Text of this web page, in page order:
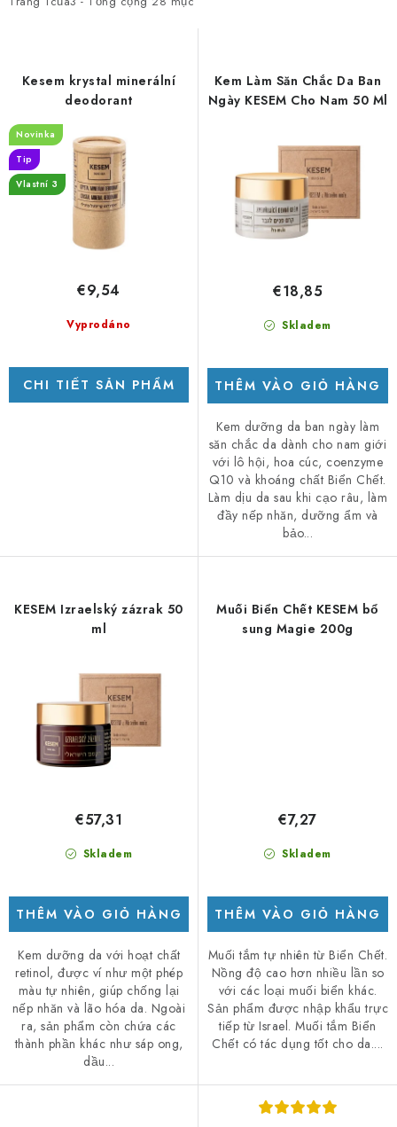
Jak nakupovat
Obchodní podmínky
Podmínky ochrany osobních údajů
Natural Health Store
Đơn hàng của tôi
s
ả
n
p
s
ả
n
p
Kesem krystal minerální
deodorant
Novinka
Tip
Vlastní 3
Vyprodáno
€9,54
CHI TIẾT SẢN PHẨM
Kem Làm Săn Chắc Da Ban
Ngày KESEM Cho Nam 50 Ml
Skladem
€18,85
THÊM VÀO GIỎ HÀNG
Kem dưỡng da ban ngày làm
săn chắc da dành cho nam giới
với lô hội, hoa cúc, coenzyme
Q10 và khoáng chất Biển Chết.
Làm dịu da sau khi cạo râu, làm
đầy nếp nhăn, dưỡng ẩm và
bảo...
KESEM Izraelský zázrak 50
ml
Skladem
€57,31
THÊM VÀO GIỎ HÀNG
Kem dưỡng da với hoạt chất
retinol, được ví như một phép
màu tự nhiên, giúp chống lại
nếp nhăn và lão hóa da. Ngoài
ra, sản phẩm còn chứa các
thành phần khác như sáp ong,
dầu...
Muối Biển Chết KESEM bổ
sung Magie 200g
Skladem
€7,27
THÊM VÀO GIỎ HÀNG
Muối tắm tự nhiên từ Biển Chết.
Nồng độ cao hơn nhiều lần so
với các loại muối biển khác.
Sản phẩm được nhập khẩu trực
tiếp từ Israel. Muối tắm Biển
Chết có tác dụng tốt cho da....